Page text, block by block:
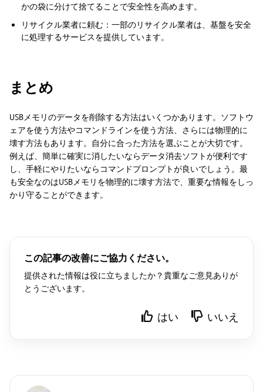
かの袋に分けて捨てることで安全性を高めます。
リサイクル業者に頼む：一部のリサイクル業者は、基盤を安全
に処理するサービスを提供しています。
まとめ
USBメモリのデータを削除する方法はいくつかあります。ソフトウ
ェアを使う方法やコマンドラインを使う方法、さらには物理的に
壊す方法もあります。自分に合った方法を選ぶことが大切です。
例えば、簡単に確実に消したいならデータ消去ソフトが便利です
し、手軽にやりたいならコマンドプロンプトが良いでしょう。最
も安全なのはUSBメモリを物理的に壊す方法で、重要な情報をしっ
かり守ることができます。
この記事の改善にご協力ください。
提供された情報は役に立ちましたか？貴重なご意見ありが
とうございます。
はい いいえ